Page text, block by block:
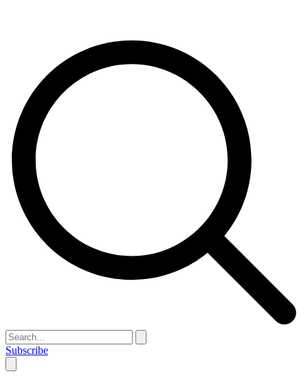
Subscribe